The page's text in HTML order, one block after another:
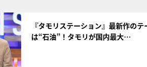
『タモリステーション』最新作のテ
は“石油”！タモリが国内最大…